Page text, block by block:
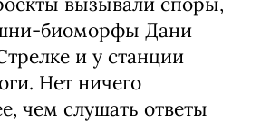
биоморфы Дани
и у станции
Нет ничего
чем слушать ответы